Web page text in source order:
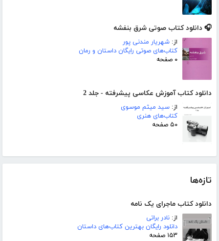
🎧 دانلود کتاب صوتی شرق بنفشه
از: شهریار مندنی پور
کتاب‌های صوتی رایگان داستان و رمان
۰ صفحه
دانلود کتاب آموزش عکاسی پیشرفته - جلد 2
از: سید میثم موسوی
کتاب‌های هنری
۵۰ صفحه
تازه‌ها
دانلود کتاب ماجرای یک نامه
از: نادر براتی
دانلود رایگان بهترین کتاب‌های داستان
۱۵۳ صفحه